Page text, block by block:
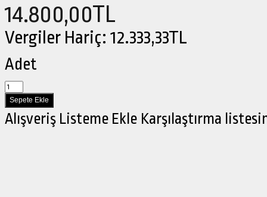
14.800,00TL
Vergiler Hariç: 12.333,33TL
Adet
Alışveriş Listeme Ekle Karşılaştırma